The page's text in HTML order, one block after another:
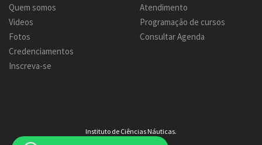
Quem somos
Videos
Fotos
Credenciamentos
Inscreva-se
Atendimento
Programação de cursos
Consultar Agenda
Instituto de Ciências Náuticas.